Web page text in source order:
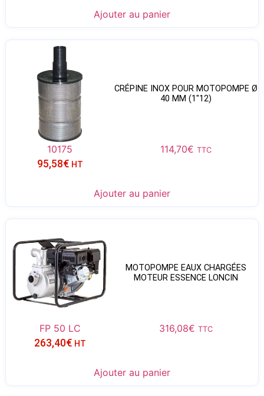
Ajouter au panier
CRÉPINE INOX POUR MOTOPOMPE Ø
40 MM (1″12)
10175 114,70€ TTC
95,58€ HT
Ajouter au panier
MOTOPOMPE EAUX CHARGÉES
MOTEUR ESSENCE LONCIN
FP 50 LC 316,08€ TTC
263,40€ HT
Ajouter au panier